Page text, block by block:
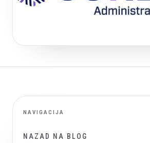
NAVIGACIJA
NAZAD NA BLOG